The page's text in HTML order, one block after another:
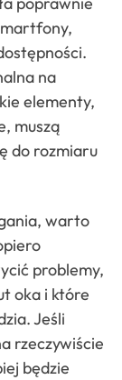
na
elementy,
muszą
do rozmiaru
warto
problemy,
oka i które
Jeśli
rzeczywiście
będzie